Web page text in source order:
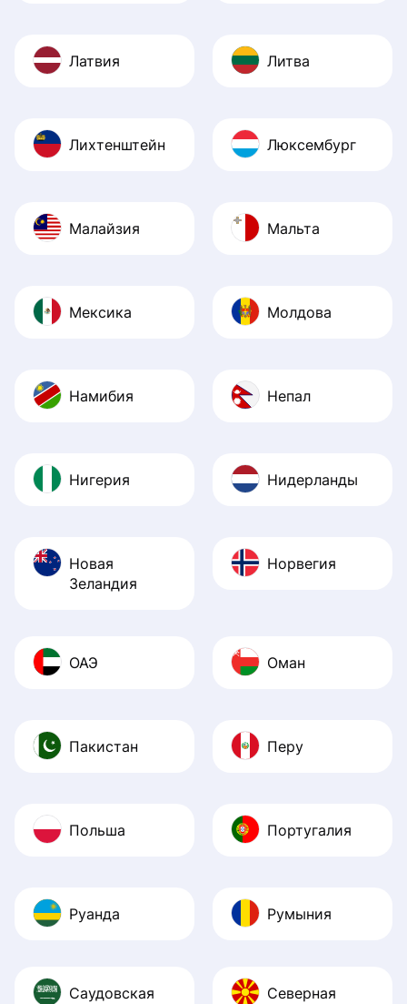
Латвия Литва
Лихтенштейн Люксембург
Малайзия Мальта
Мексика Молдова
Намибия Непал
Нигерия Нидерланды
Новая
Зеландия
Норвегия
ОАЭ Оман
Пакистан Перу
Польша Португалия
Руанда Румыния
Саудовская
Северная